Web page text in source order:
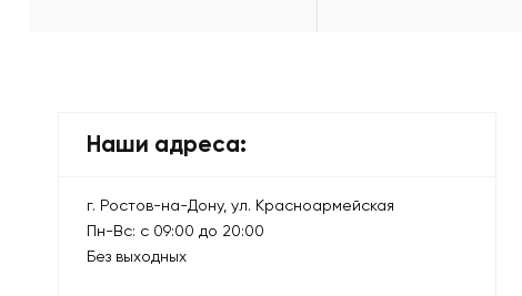
Наши адреса:
г. Ростов-на-Дону, ул. Красноармейская
Пн-Вс: с 09:00 до 20:00
Без выходных